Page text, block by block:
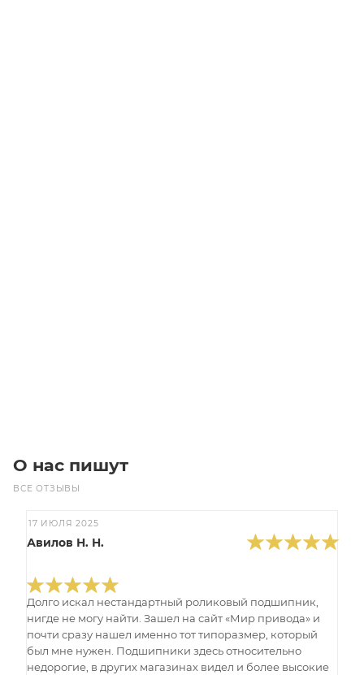
О нас пишут
ВСЕ ОТЗЫВЫ
17 ИЮЛЯ 2025
Авилов Н. Н.
Долго искал нестандартный роликовый подшипник,
нигде не могу найти. Зашел на сайт «Мир привода» и
почти сразу нашел именно тот типоразмер, который
был мне нужен. Подшипники здесь относительно
недорогие, в других магазинах видел и более высокие